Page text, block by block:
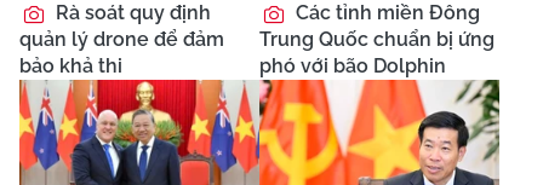
Rà soát quy định
quản lý drone để đảm
bảo khả thi
Các tỉnh miền Đông
Trung Quốc chuẩn bị ứng
phó với bão Dolphin